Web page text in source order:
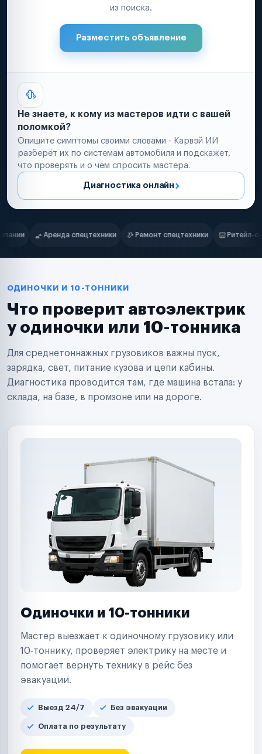
из поиска.
Разместить объявление
Не знаете, к кому из мастеров идти с вашей
поломкой?
Опишите симптомы своими словами - Карвэй ИИ
разберёт их по системам автомобиля и подскажет,
что проверять и о чём спросить мастера.
Диагностика онлайн
Нам доверяют
Ремонт спецтехники Ритейл-сети Управляющие компании
Маркетплейсы
Таксопарки
Автодилеры
Поставщики запчастей
Аренда спецтехники
Ремонт спецтехники
Ритейл-сети
Управляющие компании
Страховые компании
ОДИНОЧКИ И 10-ТОННИКИ
Что проверит автоэлектрик
у одиночки или 10-тонника
Для среднетоннажных грузовиков важны пуск,
зарядка, свет, питание кузова и цепи кабины.
Диагностика проводится там, где машина встала: у
склада, на базе, в промзоне или на дороге.
Одиночки и 10-тонники
Мастер выезжает к одиночному грузовику или
10-тоннику, проверяет электрику на месте и
помогает вернуть технику в рейс без
эвакуации.
Выезд 24/7 Без эвакуации
Оплата по результату